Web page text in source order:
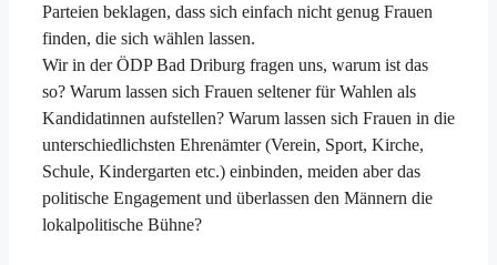
Parteien beklagen, dass sich einfach nicht genug Frauen
finden, die sich wählen lassen.
Wir in der ÖDP Bad Driburg fragen uns, warum ist das
so? Warum lassen sich Frauen seltener für Wahlen als
Kandidatinnen aufstellen? Warum lassen sich Frauen in die
unterschiedlichsten Ehrenämter (Verein, Sport, Kirche,
Schule, Kindergarten etc.) einbinden, meiden aber das
politische Engagement und überlassen den Männern die
lokalpolitische Bühne?